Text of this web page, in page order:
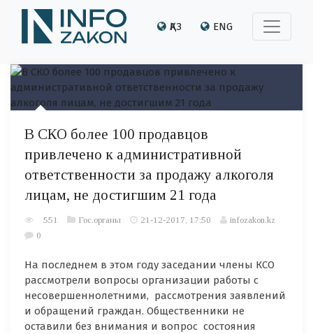
ҚАЗ ENG
В СКО более 100 продавцов
привлечено к административной
ответственности за продажу алкоголя
лицам, не достигшим 21 года
551 Гос.органы 21-12-2017, 17:50
infozakon.kz
0
На последнем в этом году заседании члены КСО
рассмотрели вопросы организации работы с
несовершеннолетними, рассмотрения заявлений
и обращений граждан. Общественники не
оставили без внимания и вопрос состояния